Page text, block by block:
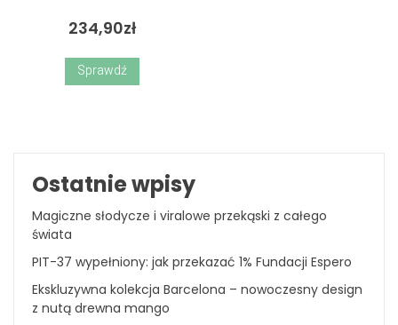
234,90zł
Sprawdź
Ostatnie wpisy
Magiczne słodycze i viralowe przekąski z całego
świata
PIT-37 wypełniony: jak przekazać 1% Fundacji Espero
Ekskluzywna kolekcja Barcelona – nowoczesny design
z nutą drewna mango